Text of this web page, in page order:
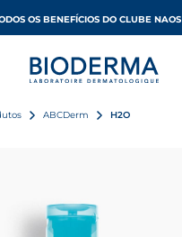
OS BENEFÍCIOS DO CLUBE NAOS
ABCDerm H2O